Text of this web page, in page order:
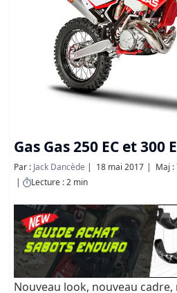
Gas Gas 250 EC et 300
Par : Jack Dancède 18 mai 2017
Maj :
Lecture : 2 min
Nouveau look, nouveau